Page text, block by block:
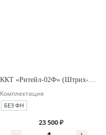
ККТ «Ритейл-02Ф» (Штрих-ФР-02Ф) RS/USB/ДЯ (черный) без ФН
Комплектация
БЕЗ ФН
23 500 ₽